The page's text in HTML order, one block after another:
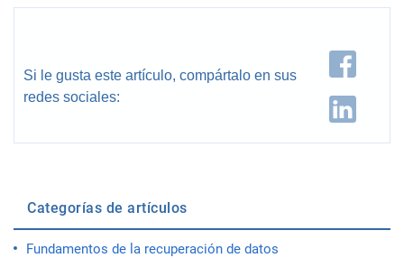
Si le gusta este artículo, compártalo en sus
redes sociales:
Categorías de artículos
Fundamentos de la recuperación de datos